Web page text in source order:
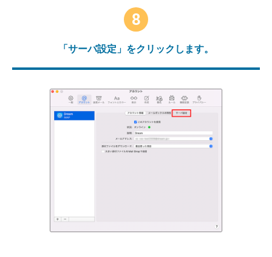
8
「サーバ設定」をクリックします。